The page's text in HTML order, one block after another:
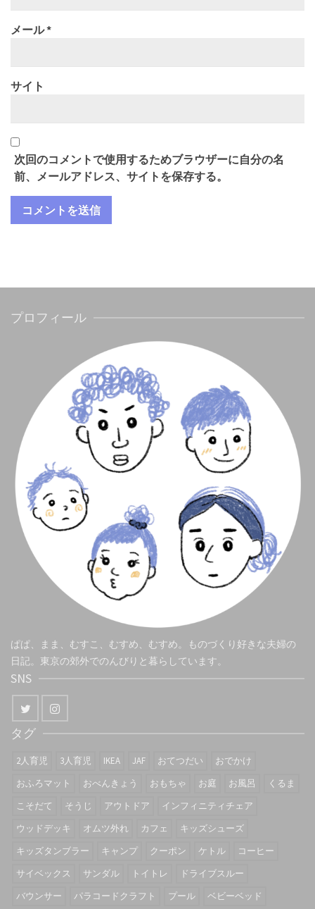
メール*
サイト
次回のコメントで使用するためブラウザーに自分の名
前、メールアドレス、サイトを保存する。
プロフィール
ぱぱ、まま、むすこ、むすめ、むすめ。ものづくり好きな夫婦の
日記。東京の郊外でのんびりと暮らしています。
SNS
タグ
2人育児 3人育児 IKEA JAF おてつだい
おでかけ
おふろマット
おべんきょう おもちゃ お庭 お風呂
くるま
こそだて
そうじ アウトドア
インフィニティチェア
ウッドデッキ
オムツ外れ カフェ
キッズシューズ
キッズタンブラー
キャンプ クーポン ケトル
コーヒー
サイベックス
サンダル トイトレ
ドライブスルー
バウンサー
パラコードクラフト プール ベビーベッド